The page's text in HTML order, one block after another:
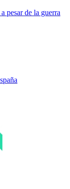
pesar de la guerra